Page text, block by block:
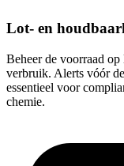
Lot- en
Beheer de voorraad
verbruik. Alerts vóór
essentieel voor
chemie.